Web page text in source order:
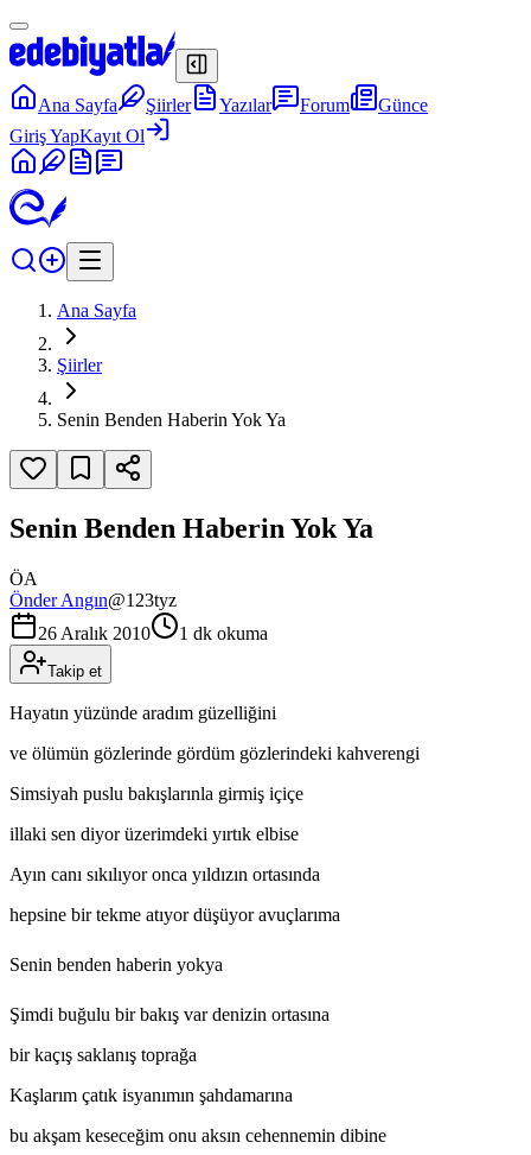
Ana Sayfa Şiirler Yazılar Forum
Günce
Giriş YapKayıt Ol
Ana Sayfa
Şiirler
Senin Benden Haberin Yok Ya
Senin Benden Haberin Yok Ya
ÖA
Önder Angın@123tyz
26 Aralık 2010
1 dk okuma
Takip et
Hayatın yüzünde aradım güzelliğini
ve ölümün gözlerinde gördüm gözlerindeki kahverengi
Simsiyah puslu bakışlarınla girmiş içiçe
illaki sen diyor üzerimdeki yırtık elbise
Ayın canı sıkılıyor onca yıldızın ortasında
hepsine bir tekme atıyor düşüyor avuçlarıma
Senin benden haberin yokya
Şimdi buğulu bir bakış var denizin ortasına
bir kaçış saklanış toprağa
Kaşlarım çatık isyanımın şahdamarına
bu akşam keseceğim onu aksın cehennemin dibine